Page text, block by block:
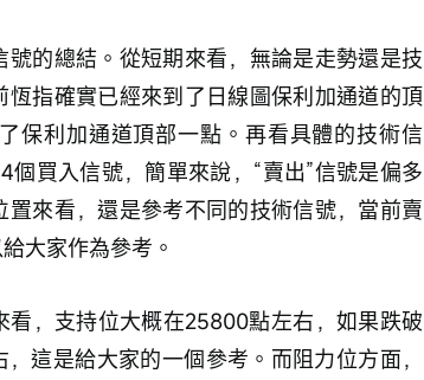
的總結。從短期來看，無論是走勢還是技
指確實已經來到了日線圖保利加通道的頂
保利加通道頂部一點。再看具體的技術信
買入信號，簡單來說，“賣出”信號是偏多
來看，還是參考不同的技術信號，當前賣
大家作為參考。
，支持位大概在25800點左右，如果跌破
這是給大家的一個參考。而阻力位方面，